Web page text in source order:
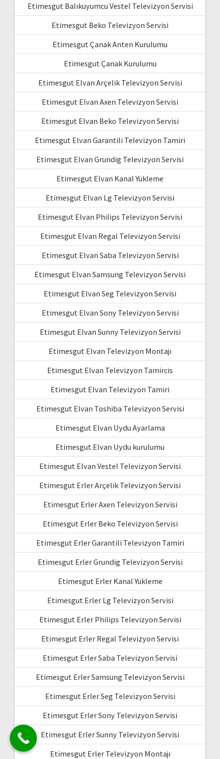
Etimesgut Balıkuyumcu Vestel Televizyon Servisi
Etimesgut Beko Televizyon Servisi
Etimesgut Çanak Anten Kurulumu
Etimesgut Çanak Kurulumu
Etimesgut Elvan Arçelik Televizyon Servisi
Etimesgut Elvan Axen Televizyon Servisi
Etimesgut Elvan Beko Televizyon Servisi
Etimesgut Elvan Garantili Televizyon Tamiri
Etimesgut Elvan Grundig Televizyon Servisi
Etimesgut Elvan Kanal Yükleme
Etimesgut Elvan Lg Televizyon Servisi
Etimesgut Elvan Philips Televizyon Servisi
Etimesgut Elvan Regal Televizyon Servisi
Etimesgut Elvan Saba Televizyon Servisi
Etimesgut Elvan Samsung Televizyon Servisi
Etimesgut Elvan Seg Televizyon Servisi
Etimesgut Elvan Sony Televizyon Servisi
Etimesgut Elvan Sunny Televizyon Servisi
Etimesgut Elvan Televizyon Montajı
Etimesgut Elvan Televizyon Tamircis
Etimesgut Elvan Televizyon Tamiri
Etimesgut Elvan Toshiba Televizyon Servisi
Etimesgut Elvan Uydu Ayarlama
Etimesgut Elvan Uydu kurulumu
Etimesgut Elvan Vestel Televizyon Servisi
Etimesgut Erler Arçelik Televizyon Servisi
Etimesgut Erler Axen Televizyon Servisi
Etimesgut Erler Beko Televizyon Servisi
Etimesgut Erler Garantili Televizyon Tamiri
Etimesgut Erler Grundig Televizyon Servisi
Etimesgut Erler Kanal Yükleme
Etimesgut Erler Lg Televizyon Servisi
Etimesgut Erler Philips Televizyon Servisi
Etimesgut Erler Regal Televizyon Servisi
Etimesgut Erler Saba Televizyon Servisi
Etimesgut Erler Samsung Televizyon Servisi
Etimesgut Erler Seg Televizyon Servisi
Etimesgut Erler Sony Televizyon Servisi
Etimesgut Erler Sunny Televizyon Servisi
Etimesgut Erler Televizyon Montajı